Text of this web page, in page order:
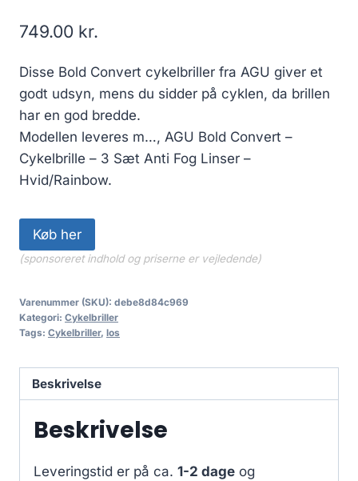
749.00 kr.
Disse Bold Convert cykelbriller fra AGU giver et
godt udsyn, mens du sidder på cyklen, da brillen
har en god bredde.
Modellen leveres m…, AGU Bold Convert –
Cykelbrille – 3 Sæt Anti Fog Linser –
Hvid/Rainbow.
Køb her
(sponsoreret indhold og priserne er vejledende)
Varenummer (SKU): debe8d84c969
Kategori: Cykelbriller
Tags: Cykelbriller, los
Beskrivelse
Beskrivelse
Leveringstid er på ca. 1-2 dage og